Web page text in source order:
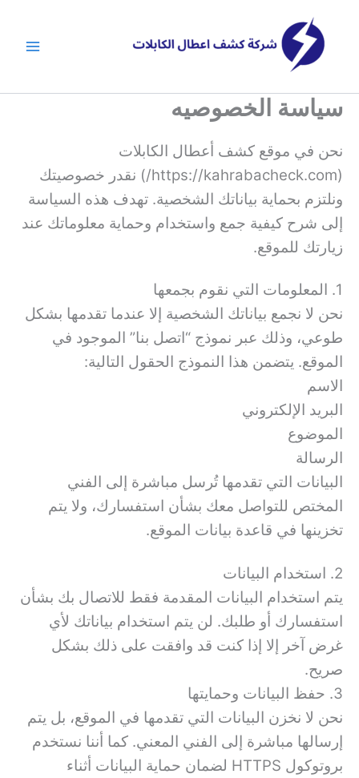
المحتوى
سياسة الخصوصيه
نحن في موقع كشف أعطال الكابلات
(https://kahrabacheck.com/) نقدر خصوصيتك
ونلتزم بحماية بياناتك الشخصية. تهدف هذه السياسة
إلى شرح كيفية جمع واستخدام وحماية معلوماتك عند
زيارتك للموقع.
1. المعلومات التي نقوم بجمعها
نحن لا نجمع بياناتك الشخصية إلا عندما تقدمها بشكل
طوعي، وذلك عبر نموذج “اتصل بنا” الموجود في
الموقع. يتضمن هذا النموذج الحقول التالية:
الاسم
البريد الإلكتروني
الموضوع
الرسالة
البيانات التي تقدمها تُرسل مباشرة إلى الفني
المختص للتواصل معك بشأن استفسارك، ولا يتم
تخزينها في قاعدة بيانات الموقع.
2. استخدام البيانات
يتم استخدام البيانات المقدمة فقط للاتصال بك بشأن
استفسارك أو طلبك. لن يتم استخدام بياناتك لأي
غرض آخر إلا إذا كنت قد وافقت على ذلك بشكل
صريح.
3. حفظ البيانات وحمايتها
نحن لا نخزن البيانات التي تقدمها في الموقع، بل يتم
إرسالها مباشرة إلى الفني المعني. كما أننا نستخدم
بروتوكول HTTPS لضمان حماية البيانات أثناء